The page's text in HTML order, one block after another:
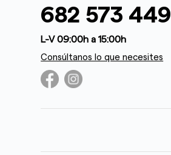
682 573 449
L-V 09:00h a 15:00h
Consúltanos lo que necesites